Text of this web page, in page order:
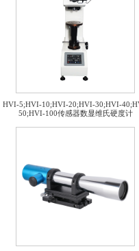
HVI-5;HVI-10;HVI-20;HVI-30;HVI-
50;HVI-100传感器数显维氏硬度计